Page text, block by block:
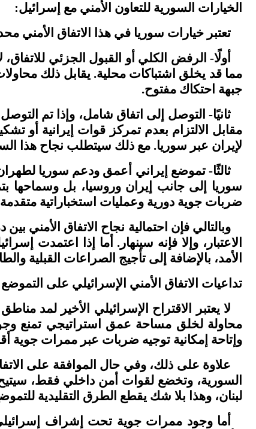
الخيارات السورية للتعاون الأمني مع إسرائيل:
تعتبر خيارات سوريا في هذا الاتفاق الأمني
أولًا- الرفض الكلي أو القبول الجزئي
مما قد يخلق اشتباكات محلية. يقابل ذلك
جبهة احتكاك مفتوح.
ثانيًا- التوصل إلى اتفاق شامل، وإذا تم
مقابل الالتزام بعدم تمركز قوات إيرانية أو
لإيران عبر سوريا. مع ذلك سيتطلب نجاح هذا
ثالثًا- تموضع إيراني أعمق ودعم سوريا
سوريا إلى جانب إيران وروسيا، بل وسماحها
ضربات جوية دورية وعمليات استخباراتية
وبالتالي فإن احتمالية نجاح الاتفاق
الاعتبار، وإلا فإنه سينهار. أما إذا
الأمد، بالإضافة إلى تأجيج الصراعات القبلية
تداعيات الاتفاق الأمني الإسرائيلي على التموضع
لا يعتبر الاقتراح الإسرائيلي الأخير لمد
محاولة لخلق مساحة عمق استراتيجي تمنع
وإتاحة إمكانية توجيه ضربات عبر ممرات جوية
علاوة على ذلك، وفي حال الموافقة على
السورية، وتخضع لقوات أمن داخلي فقط،
لبنان، وهذا بلا شك يقطع الطرق التقليدية
أما وجود ممرات جوية تحت إشراف